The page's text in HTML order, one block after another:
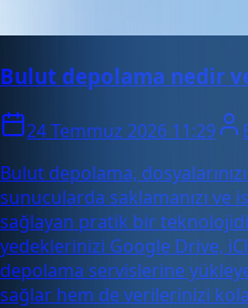
Bulut depolama nedir
24 Temmuz 2026 11:29
Bulut depolama,
sunucularda saklamanızı ve
sağlayan pratik bir
yedeklerinizi Google Drive,
depolama servislerine
sağlar hem de verilerinizi